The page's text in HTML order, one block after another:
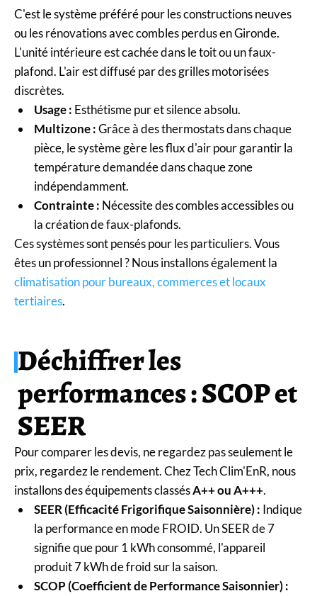
C'est le système préféré pour les constructions neuves
ou les rénovations avec combles perdus en Gironde.
L'unité intérieure est cachée dans le toit ou un faux-
plafond. L'air est diffusé par des grilles motorisées
discrètes.
Usage : Esthétisme pur et silence absolu.
Multizone :Grâce à des thermostats dans chaque
pièce, le système gère les flux d'air pour garantir la
température demandée dans chaque zone
indépendamment.
Contrainte : Nécessite des combles accessibles ou
la création de faux-plafonds.
Ces systèmes sont pensés pour les particuliers. Vous
êtes un professionnel ? Nous installons également la
climatisation pour bureaux, commerces et locaux
tertiaires.
Déchiffrer les
performances : SCOP et
SEER
Pour comparer les devis, ne regardez pas seulement le
prix, regardez le rendement. Chez Tech Clim'EnR, nous
installons des équipements classésA++ ou A+++.
SEER (Efficacité Frigorifique Saisonnière) : Indique
la performance en mode FROID. Un SEER de 7
signifie que pour 1 kWh consommé, l'appareil
produit 7 kWh de froid sur la saison.
SCOP (Coefficient de Performance Saisonnier) :